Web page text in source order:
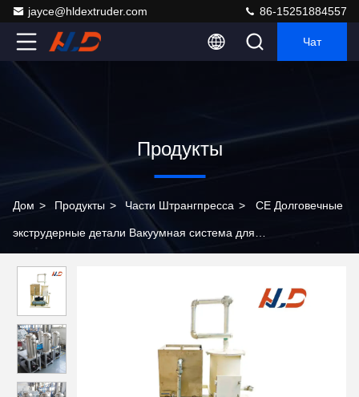
jayce@hldextruder.com 86-15251884557
Чат
Продукты
Дом > Продукты > Части Штрангпресса > CE Долговечные
экструдерные детали Вакуумная система для